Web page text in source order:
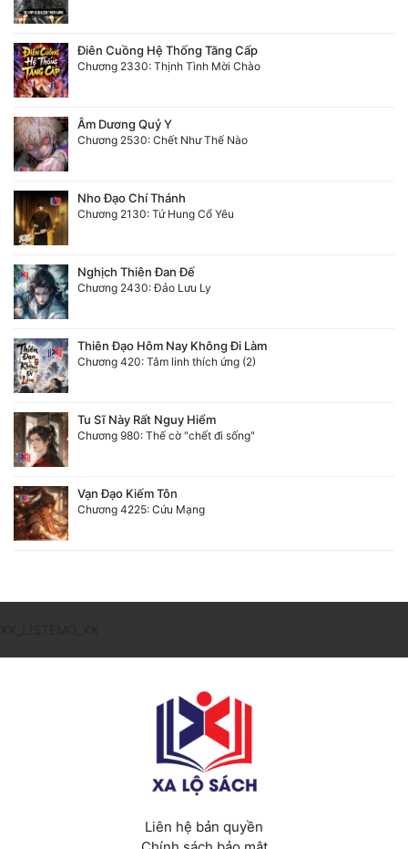
Điên Cuồng Hệ Thống Tăng Cấp
Chương 2330: Thịnh Tình Mời Chào
Âm Dương Quỷ Y
Chương 2530: Chết Như Thế Nào
Nho Đạo Chí Thánh
Chương 2130: Tứ Hung Cổ Yêu
Nghịch Thiên Đan Đế
Chương 2430: Đảo Lưu Ly
Thiên Đạo Hôm Nay Không Đi Làm
Chương 420: Tâm linh thích ứng (2)
Tu Sĩ Này Rất Nguy Hiểm
Chương 980: Thế cờ "chết đi sống"
Vạn Đạo Kiếm Tôn
Chương 4225: Cứu Mạng
Liên hệ bản quyền